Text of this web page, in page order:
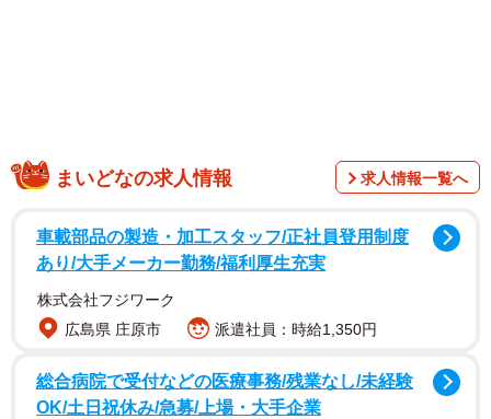
まいどなの求人情報 求人情報一覧へ
車載部品の製造・加工スタッフ/正社員登用制度
あり/大手メーカー勤務/福利厚生充実
株式会社フジワーク
広島県 庄原市
派遣社員：時給1,350円
総合病院で受付などの医療事務/残業なし/未経験
OK/土日祝休み/急募/上場・大手企業